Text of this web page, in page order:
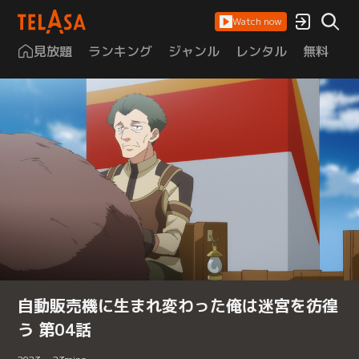
Watch now
見放題 ランキング ジャンル レンタル 無料
自動販売機に生まれ変わった俺は迷宮を彷徨
う 第04話